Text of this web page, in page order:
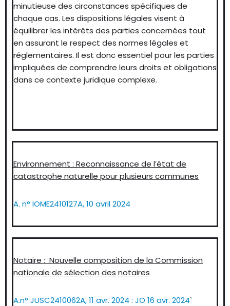
minutieuse des circonstances spécifiques de
chaque cas. Les dispositions légales visent à
équilibrer les intérêts des parties concernées tout
en assurant le respect des normes légales et
réglementaires. Il est donc essentiel pour les parties
impliquées de comprendre leurs droits et obligations
dans ce contexte juridique complexe.
Environnement : Reconnaissance de l’état de
catastrophe naturelle pour plusieurs communes
A. n° IOME2410127A, 10 avril 2024
Notaire : Nouvelle composition de la Commission
nationale de sélection des notaires
A.n° JUSC2410062A, 11 avr. 2024 : JO 16 avr. 2024`